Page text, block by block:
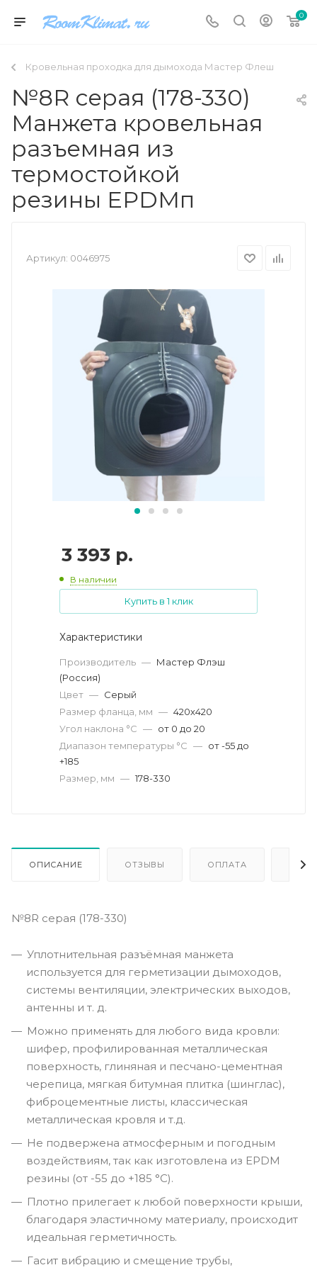
0
Кровельная проходка для дымохода Мастер Флеш
№8R серая (178-330)
Манжета кровельная
разъемная из
термостойкой
резины EPDMп
Артикул: 0046975
3 393 р.
В наличии
Купить в 1 клик
Характеристики
Производитель — Мастер Флэш
(Россия)
Цвет — Серый
Размер фланца, мм — 420х420
Угол наклона °C — от 0 до 20
Диапазон температуры °C — от -55 до
+185
Размер, мм — 178-330
ОПИСАНИЕ ОТЗЫВЫ ОПЛАТА
№8R серая (178-330)
Уплотнительная разъёмная манжета
используется для герметизации дымоходов,
системы вентиляции, электрических выходов,
антенны и т. д.
Можно применять для любого вида кровли:
шифер, профилированная металлическая
поверхность, глиняная и песчано-цементная
черепица, мягкая битумная плитка (шинглас),
фиброцементные листы, классическая
металлическая кровля и т.д.
Не подвержена атмосферным и погодным
воздействиям, так как изготовлена из EPDM
резины (от -55 до +185 °C).
Плотно прилегает к любой поверхности крыши,
благодаря эластичному материалу, происходит
идеальная герметичность.
Гасит вибрацию и смещение трубы,